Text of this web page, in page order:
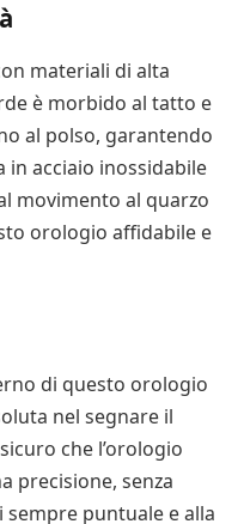
materiali di alta
è morbido al tatto e
al polso, garantendo
in acciaio inossidabile
movimento al quarzo
orologio affidabile e
di questo orologio
nel segnare il
che l’orologio
precisione, senza
puntuale e alla